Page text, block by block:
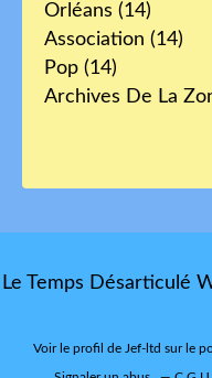
Orléans (14)
Association (14)
Pop (14)
Archives De La
Le Temps Désarticulé
Voir le profil de Jef-ltd sur le